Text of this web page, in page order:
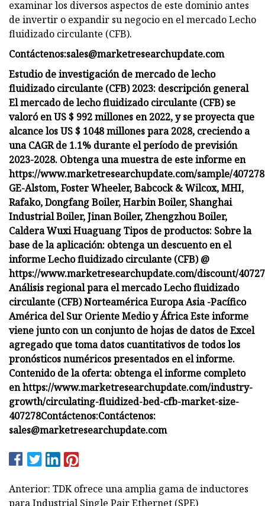
examinar los diversos aspectos de este dominio antes
de invertir o expandir su negocio en el mercado Lecho
fluidizado circulante (CFB).
Contáctenos:sales@marketresearchupdate.com
Estudio de investigación de mercado de lecho
fluidizado circulante (CFB) 2023: descripción general
El mercado de lecho fluidizado circulante (CFB) se
valoró en US $ 992 millones en 2022, y se proyecta que
alcance los US $ 1048 millones para 2028, creciendo a
una CAGR de 1.1% durante el período de previsión
2023-2028. Obtenga una muestra de este informe en
https://www.marketresearchupdate.com/sample/407278
GE-Alstom, Foster Wheeler, Babcock & Wilcox, MHI,
Rafako, Dongfang Boiler, Harbin Boiler, Shanghai
Industrial Boiler, Jinan Boiler, Zhengzhou Boiler,
Caldera Wuxi Huaguang Tipos de productos: Sobre la
base de la aplicación: obtenga un descuento en el
informe Lecho fluidizado circulante (CFB) @
https://www.marketresearchupdate.com/discount/
Análisis regional para el mercado Lecho fluidizado
circulante (CFB) Norteamérica Europa Asia -Pacífico
América del Sur Oriente Medio y África Este informe
viene junto con un conjunto de hojas de datos de Excel
agregado que toma datos cuantitativos de todos los
pronósticos numéricos presentados en el informe.
Contenido de la oferta: obtenga el informe completo
en https://www.marketresearchupdate.com/industry-
growth/circulating-fluidized-bed-cfb-market-size-
407278Contáctenos:Contáctenos:
sales@marketresearchupdate.com
Anterior: TDK ofrece una amplia gama de inductores
para Industrial Single Pair Ethernet (SPE)